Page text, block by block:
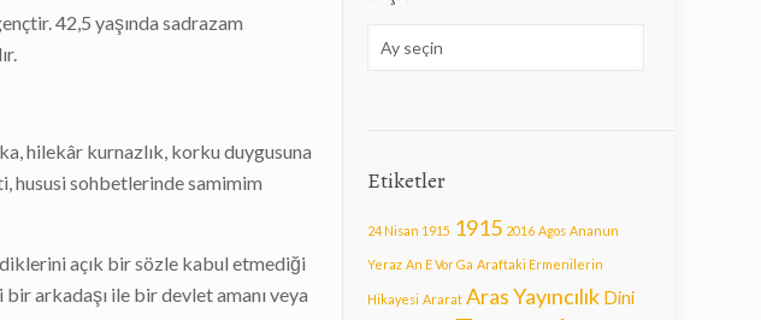
42,5 yaşında sadrazam
hilekâr kurnazlık, korku duygusuna
hususi sohbetlerinde samimim
açık bir sözle kabul etmediği
arkadaşı ile bir devlet amanı veya
Arşiv
Etiketler
24 Nisan 1915 1915 2016 Agos Ananun
Yeraz An E Vor Ga Araftaki Ermenilerin
Hikayesi Ararat Aras Yayıncılık Dini